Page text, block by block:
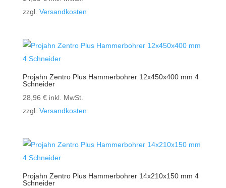
zzgl. Versandkosten
Projahn Zentro Plus Hammerbohrer 12x450x400 mm 4
Schneider
28,96 € inkl. MwSt.
zzgl. Versandkosten
Projahn Zentro Plus Hammerbohrer 14x210x150 mm 4
Schneider